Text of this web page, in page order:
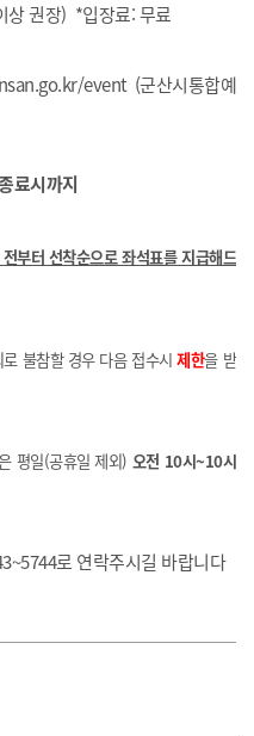
권장) *입장료: 무료
event(군산시통합예
료시까지
부터 선착순으로 좌석표를 지급해드
불참할 경우 다음 접수시제한을 받
(공휴일 제외) 오전 10시~10시
로 연락주시길 바랍니다